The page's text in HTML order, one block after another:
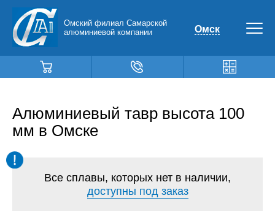
Омский филиал Самарской
алюминиевой компании
Омск
Алюминиевый тавр высота 100
мм в Омске
Все сплавы, которых нет в наличии,
доступны под заказ